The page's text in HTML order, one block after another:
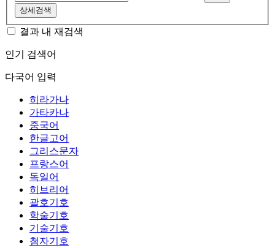
상세검색
결과 내 재검색
인기 검색어
다국어 입력
히라가나
가타카나
중국어
한글고어
그리스문자
프랑스어
독일어
히브리어
괄호기호
학술기호
기술기호
첨자기호